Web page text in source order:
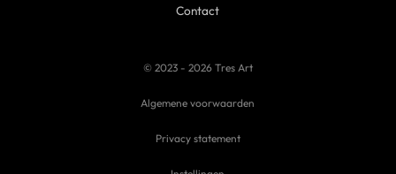
Contact
© 2023 - 2026 Tres Art
Algemene voorwaarden
Privacy statement